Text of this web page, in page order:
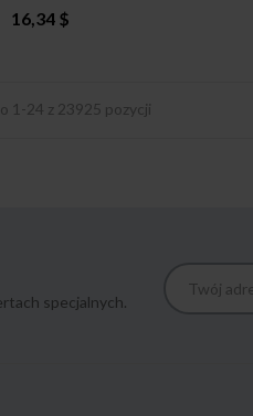
16,34 $
1-24 z 23925 pozycji
specjalnych.